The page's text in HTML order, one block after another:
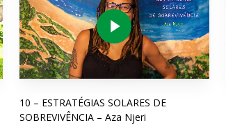
Play Video
10 – ESTRATÉGIAS SOLARES DE
SOBREVIVÊNCIA – Aza Njeri